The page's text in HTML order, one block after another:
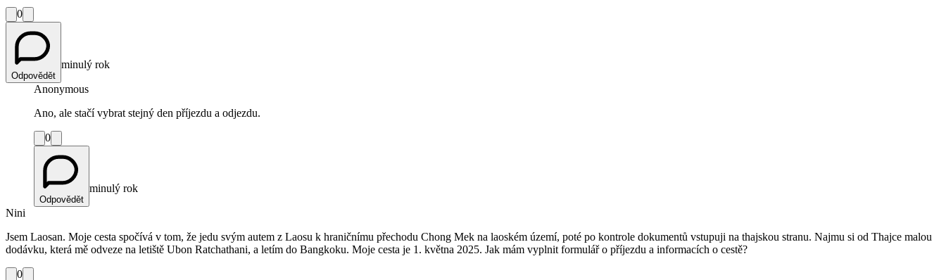
0
Odpovědět
minulý rok
Anonymous
Ano, ale stačí vybrat stejný den příjezdu a odjezdu.
0
Odpovědět
minulý rok
Nini
Jsem Laosan. Moje cesta spočívá v tom, že jedu svým autem z Laosu k hraničnímu přechodu Chong Mek na laoském území, poté po kontrole dokumentů vstupuji na thajskou stranu. Najmu si od Thajce malou
dodávku, která mě odveze na letiště Ubon Ratchathani, a letím do Bangkoku. Moje cesta je 1. května 2025. Jak mám vyplnit formulář o příjezdu a informacích o cestě?
0